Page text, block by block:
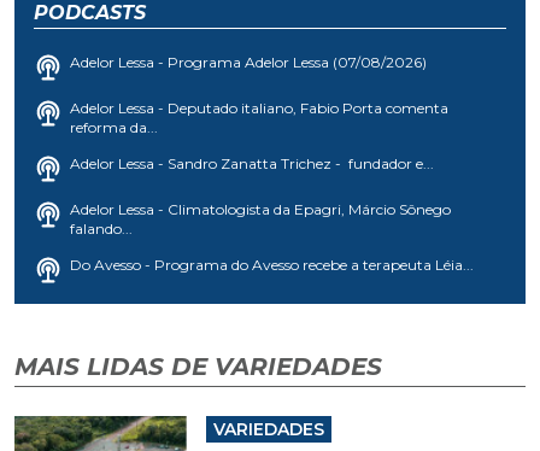
PODCASTS
Adelor Lessa - Programa Adelor Lessa (07/08/2026)
Adelor Lessa - Deputado italiano, Fabio Porta comenta
reforma da...
Adelor Lessa - Sandro Zanatta Trichez - fundador e...
Adelor Lessa - Climatologista da Epagri, Márcio Sônego
falando...
Do Avesso - Programa do Avesso recebe a terapeuta Léia...
MAIS LIDAS DE VARIEDADES
VARIEDADES